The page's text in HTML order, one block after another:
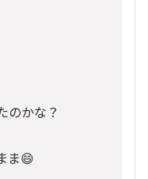
のかな？
ま😄